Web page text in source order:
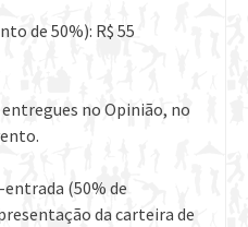
de 50%): R$ 55
no Opinião, no
(50% de
da carteira de